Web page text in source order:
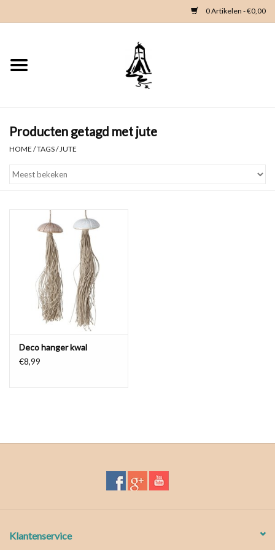
0 Artikelen - €0,00
Home
Kleding
Duikgidsen
Waterproof tassen
Producten getagd met jute
HOME /TAGS/ JUTE
Deco hanger kwal
€8,99
Klantenservice